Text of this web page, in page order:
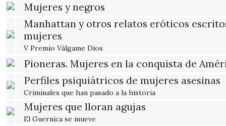
Mujeres y negros
Manhattan y otros relatos eróticos
mujeres
V Premio Válgame Dios
Pioneras. Mujeres en la conquista de
Perfiles psiquiátricos de mujeres asesinas
Criminales que han pasado a la historia
Mujeres que lloran agujas
El Guernica se mueve